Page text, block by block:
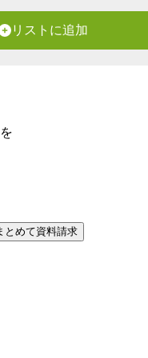
リストに追加
とめて資料請求